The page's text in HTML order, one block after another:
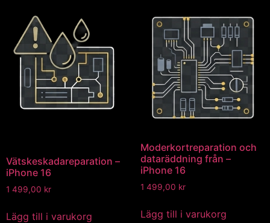
Vätskeskadareparation –
iPhone 16
1 499,00 kr
Lägg till i varukorg
Moderkortreparation och
dataräddning från –
iPhone 16
1 499,00 kr
Lägg till i varukorg